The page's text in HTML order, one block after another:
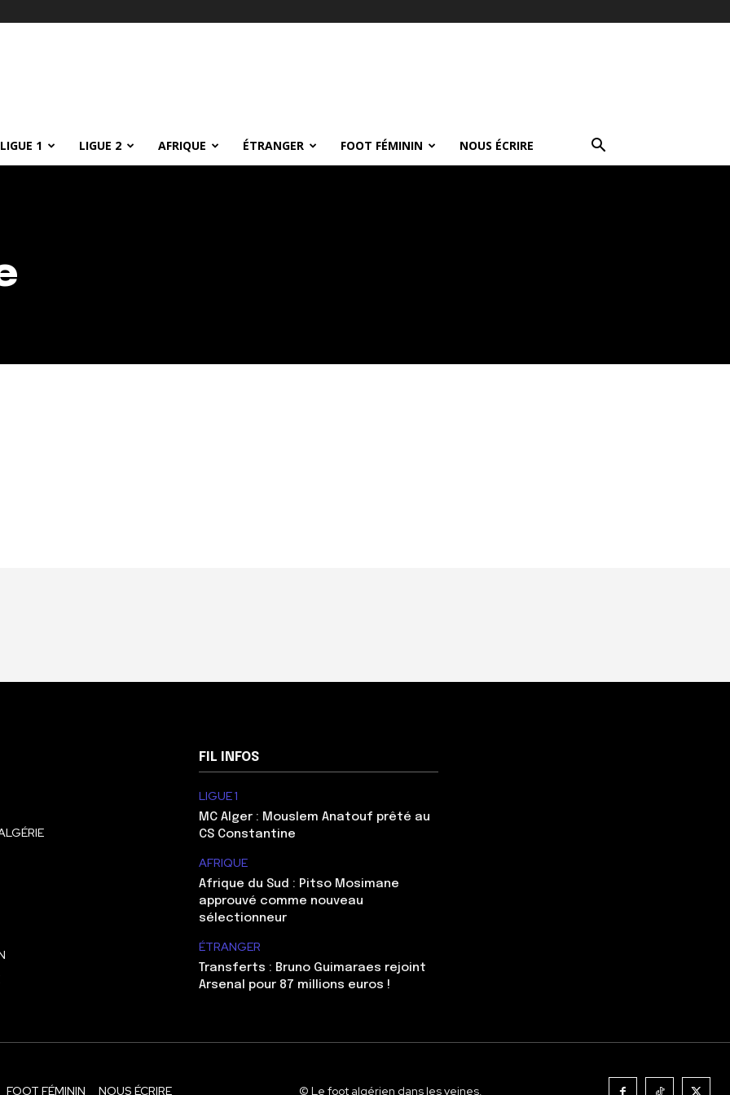
LIGUE 1 LIGUE 2 AFRIQUE ÉTRANGER FOOT FÉMININ NOUS ÉCRIRE
FIL INFOS
LIGUE 1
MC Alger : Mouslem Anatouf prêté au
CS Constantine
AFRIQUE
Afrique du Sud : Pitso Mosimane
approuvé comme nouveau
sélectionneur
ÉTRANGER
Transferts : Bruno Guimaraes rejoint
Arsenal pour 87 millions euros !
FOOT FÉMININ NOUS ÉCRIRE © Le foot algérien dans les veines.